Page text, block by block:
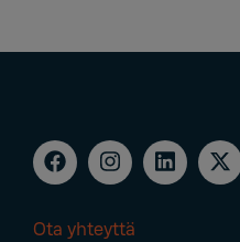
Ota yhteyttä